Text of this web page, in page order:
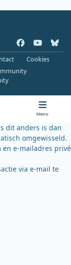
a
c
e
k
o
u
b
l
u
k
y
Cookies
Menu
dit anders is dan
omgewisseld.
en e-mailadres privé
via e-mail te